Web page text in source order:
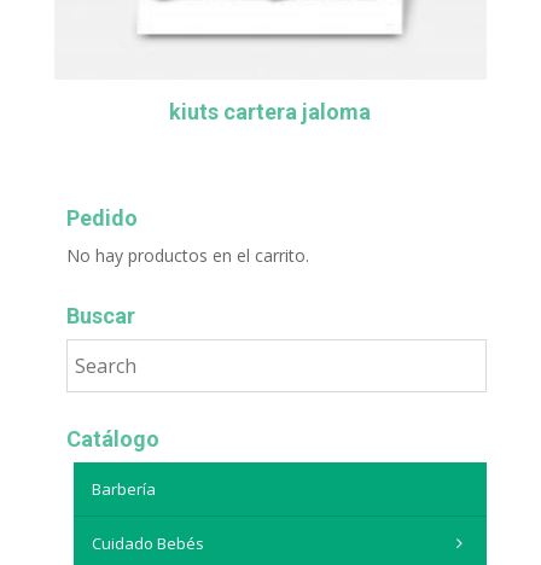
kiuts cartera jaloma
Pedido
No hay productos en el carrito.
Buscar
Catálogo
Barbería
Cuidado Bebés